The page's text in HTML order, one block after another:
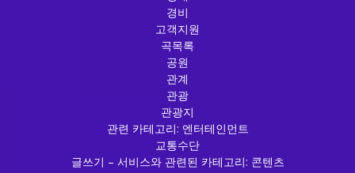
경비
고객지원
곡목록
공원
관계
관광
관광지
관련 카테고리: 엔터테인먼트
교통수단
글쓰기 – 서비스와 관련된 카테고리: 콘텐츠